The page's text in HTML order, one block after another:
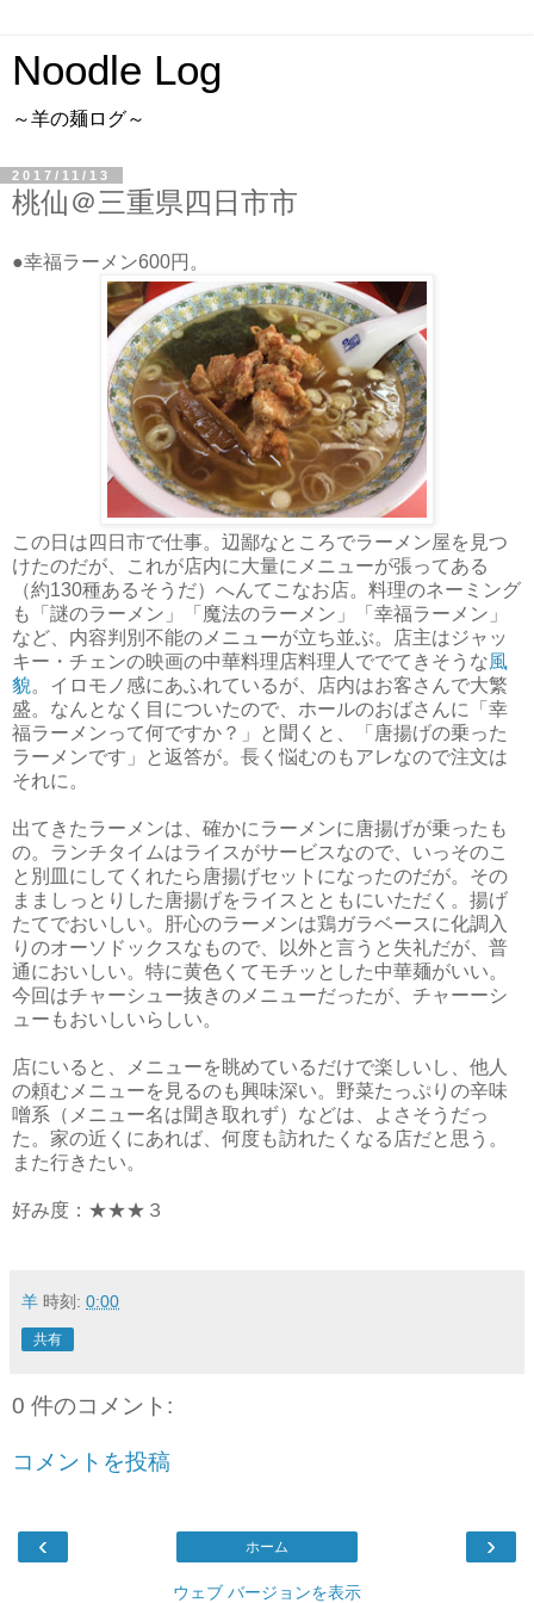
Noodle Log
～羊の麺ログ～
2017/11/13
桃仙＠三重県四日市市
●幸福ラーメン600円。
この日は四日市で仕事。辺鄙なところでラーメン屋を見つ
けたのだが、これが店内に大量にメニューが張ってある
（約130種あるそうだ）へんてこなお店。料理のネーミング
も「謎のラーメン」「魔法のラーメン」「幸福ラーメン」
など、内容判別不能のメニューが立ち並ぶ。店主はジャッ
キー・チェンの映画の中華料理店料理人ででてきそうな風
貌。イロモノ感にあふれているが、店内はお客さんで大繁
盛。なんとなく目についたので、ホールのおばさんに「幸
福ラーメンって何ですか？」と聞くと、「唐揚げの乗った
ラーメンです」と返答が。長く悩むのもアレなので注文は
それに。
出てきたラーメンは、確かにラーメンに唐揚げが乗ったも
の。ランチタイムはライスがサービスなので、いっそのこ
と別皿にしてくれたら唐揚げセットになったのだが。その
まましっとりした唐揚げをライスとともにいただく。揚げ
たてでおいしい。肝心のラーメンは鶏ガラベースに化調入
りのオーソドックスなもので、以外と言うと失礼だが、普
通においしい。特に黄色くてモチッとした中華麺がいい。
今回はチャーシュー抜きのメニューだったが、チャーーシ
ューもおいしいらしい。
店にいると、メニューを眺めているだけで楽しいし、他人
の頼むメニューを見るのも興味深い。野菜たっぷりの辛味
噌系（メニュー名は聞き取れず）などは、よさそうだっ
た。家の近くにあれば、何度も訪れたくなる店だと思う。
また行きたい。
好み度：★★★３
羊 時刻: 0:00
共有
0 件のコメント:
コメントを投稿
‹ ›
ホーム
ウェブ バージョンを表示